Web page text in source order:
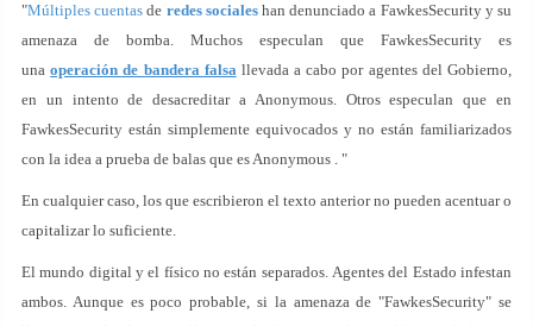
"Múltiples cuentas de redes socialeshan denunciado a FawkesSecurity y su
amenaza de bomba. Muchos especulan que FawkesSecurity es
unaoperación de bandera falsallevada a cabo por agentes del Gobierno,
en un intento de desacreditar a Anonymous. Otros especulan que en
FawkesSecurity están simplemente equivocados y no están familiarizados
con la idea a prueba de balas que es Anonymous . "
En cualquier caso, los que escribieron el texto anterior no pueden acentuar o
capitalizar lo suficiente.
El mundo digital y el físico no están separados. Agentes del Estado infestan
ambos. Aunque es poco probable, si la amenaza de "FawkesSecurity" se